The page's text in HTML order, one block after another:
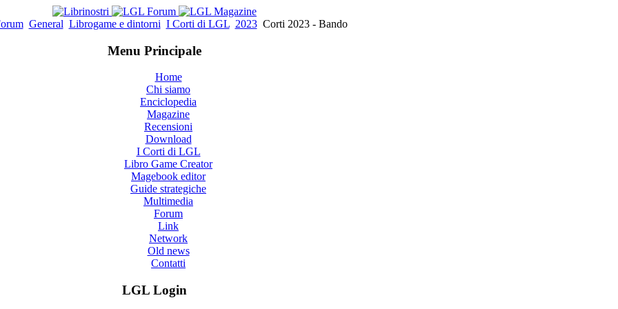
General Librogame e dintorni I Corti di LGL 2023 Corti 2023 - Bando
Menu Principale
Home
Chi siamo
Enciclopedia
Magazine
Recensioni
Download
I Corti di LGL
Libro Game Creator
Magebook editor
Guide strategiche
Multimedia
Forum
Link
Network
Old news
Contatti
LGL Login